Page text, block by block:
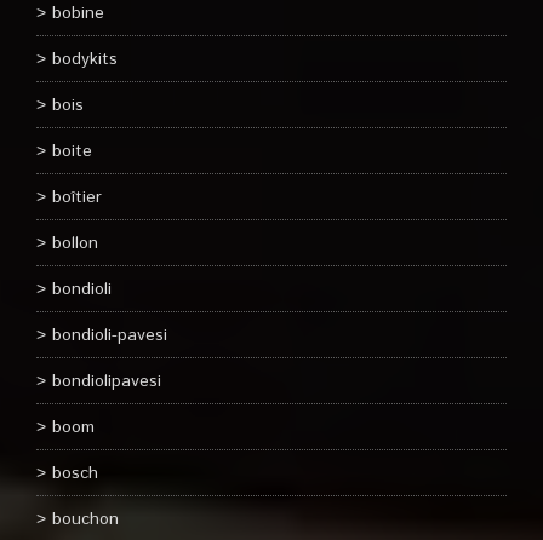
bobine
bodykits
bois
boite
boîtier
bollon
bondioli
bondioli-pavesi
bondiolipavesi
boom
bosch
bouchon